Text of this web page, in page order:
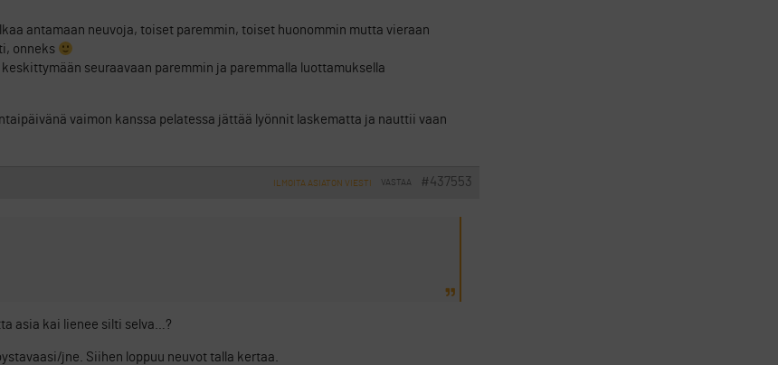
antamaan neuvoja, toiset paremmin, toiset huonommin mutta vieraan
onneks
seuraavaan paremmin ja paremmalla luottamuksella
vaimon kanssa pelatessa jättää lyönnit laskematta ja nauttii vaan
#437553
VASTAA
ILMOITA ASIATON VIESTI
asia kai lienee silti selva…?
jne. Siihen loppuu neuvot talla kertaa.